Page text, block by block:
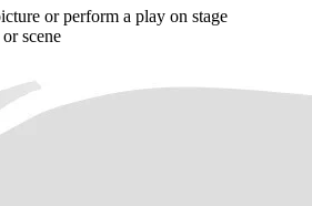
or perform a play on stage
scene